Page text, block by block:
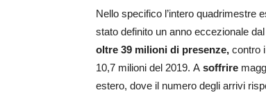
Nello specifico l’intero quadrimestre
stato definito un anno eccezionale
oltre 39 milioni di presenze, contro
10,7 milioni del 2019. A soffrire
estero, dove il numero degli arrivi